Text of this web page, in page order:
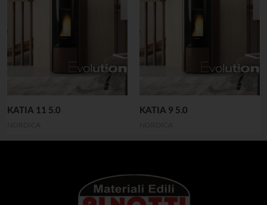
KATIA 11 5.0 KATIA 9 5.0